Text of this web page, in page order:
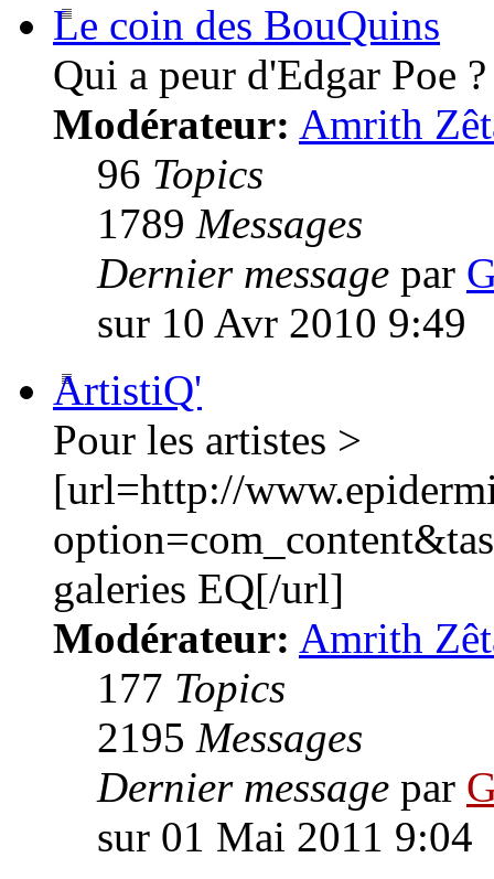
Le coin des BouQuins
Qui a peur d'Edgar Poe ?
Modérateur: Amrith
96 Topics
1789 Messages
Dernier message par
sur 10 Avr 2010 9:49
ArtistiQ'
Pour les artistes >
[url=http://
galeries EQ[/url]
Modérateur: Amrith
177 Topics
2195 Messages
Dernier message par
sur 01 Mai 2011 9:04